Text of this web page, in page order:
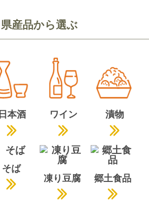
県産品から選ぶ
日本酒 ワイン 漬物
そば
凍り豆腐
郷土食品